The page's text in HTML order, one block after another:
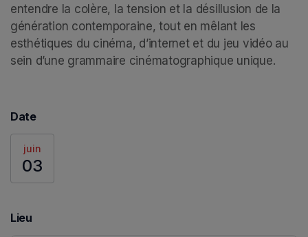
entendre la colère, la tension et la désillusion de la
génération contemporaine, tout en mêlant les
esthétiques du cinéma, d’internet et du jeu vidéo au
sein d’une grammaire cinématographique unique.
Date
juin
03
Lieu